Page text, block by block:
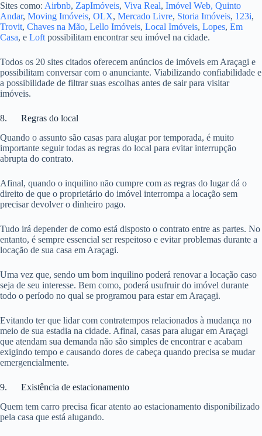
Sites como: Airbnb, ZapImóveis, Viva Real, Imóvel Web, Quinto
Andar, Moving Imóveis, OLX, Mercado Livre, Storia Imóveis, 123i,
Trovit, Chaves na Mão, Lello Imóveis, Local Imóveis, Lopes, Em
Casa, e Loft possibilitam encontrar seu imóvel na cidade.
Todos os 20 sites citados oferecem anúncios de imóveis em Araçagi e
possibilitam conversar com o anunciante. Viabilizando confiabilidade e
a possibilidade de filtrar suas escolhas antes de sair para visitar
imóveis.
8. Regras do local
Quando o assunto são casas para alugar por temporada, é muito
importante seguir todas as regras do local para evitar interrupção
abrupta do contrato.
Afinal, quando o inquilino não cumpre com as regras do lugar dá o
direito de que o proprietário do imóvel interrompa a locação sem
precisar devolver o dinheiro pago.
Tudo irá depender de como está disposto o contrato entre as partes. No
entanto, é sempre essencial ser respeitoso e evitar problemas durante a
locação de sua casa em Araçagi.
Uma vez que, sendo um bom inquilino poderá renovar a locação caso
seja de seu interesse. Bem como, poderá usufruir do imóvel durante
todo o período no qual se programou para estar em Araçagi.
Evitando ter que lidar com contratempos relacionados à mudança no
meio de sua estadia na cidade. Afinal, casas para alugar em Araçagi
que atendam sua demanda não são simples de encontrar e acabam
exigindo tempo e causando dores de cabeça quando precisa se mudar
emergencialmente.
9. Existência de estacionamento
Quem tem carro precisa ficar atento ao estacionamento disponibilizado
pela casa que está alugando.